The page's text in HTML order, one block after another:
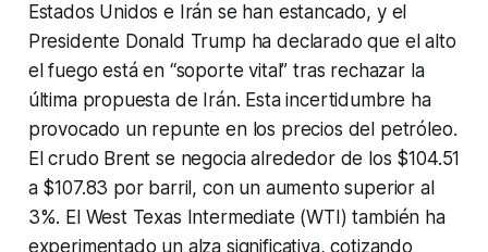
Estados Unidos e Irán se han estancado, y el
Presidente Donald Trump ha declarado que el alto
el fuego está en “soporte vital” tras rechazar la
última propuesta de Irán. Esta incertidumbre ha
provocado un repunte en los precios del petróleo.
El crudo Brent se negocia alrededor de los $104.51
a $107.83 por barril, con un aumento superior al
3%. El West Texas Intermediate (WTI) también ha
experimentado un alza significativa, cotizando